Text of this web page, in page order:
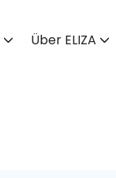
Über ELIZA